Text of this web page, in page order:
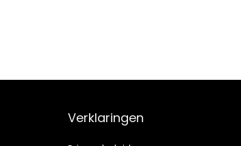
Verklaringen